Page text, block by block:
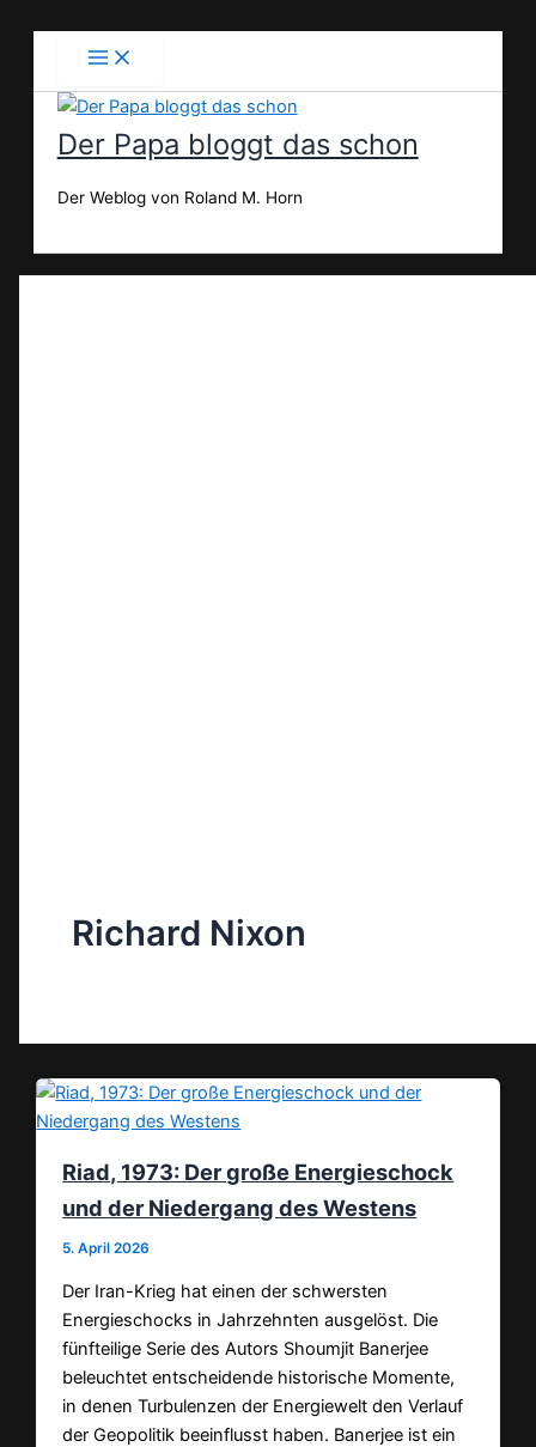
Der Papa bloggt das schon
Der Weblog von Roland M. Horn
Richard Nixon
Riad, 1973: Der große Energieschock
und der Niedergang des Westens
5. April 2026
Der Iran-Krieg hat einen der schwersten
Energieschocks in Jahrzehnten ausgelöst. Die
fünfteilige Serie des Autors Shoumjit Banerjee
beleuchtet entscheidende historische Momente,
in denen Turbulenzen der Energiewelt den Verlauf
der Geopolitik beeinflusst haben. Banerjee ist ein